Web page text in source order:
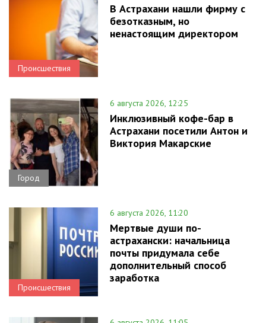
Происшествия
В Астрахани нашли фирму с
безотказным, но
ненастоящим директором
Город
6 августа 2026, 12:25
Инклюзивный кофе-бар в
Астрахани посетили Антон и
Виктория Макарские
Происшествия
6 августа 2026, 11:20
Мертвые души по-
астрахански: начальница
почты придумала себе
дополнительный способ
заработка